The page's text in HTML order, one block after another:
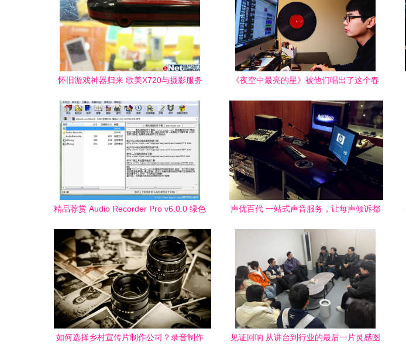
怀旧游戏神器归来 歌美X720与摄影服务
《夜空中最亮的星》被他们唱出了这个春
精品荐赏 Audio Recorder Pro v6.0.0 绿色
（来自清风电脑软件网）
声优百代 一站式声音服务，让每声倾诉都
如何选择乡村宣传片制作公司？录音制作
见证回响 从讲台到行业的最后一片灵感图